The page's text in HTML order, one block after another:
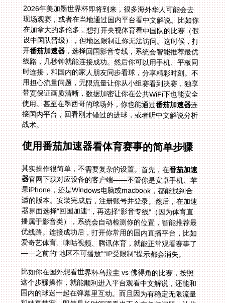
2026年美加墨世界杯即将到来，很多海外华人可能会去
现场观赛，或者在当地通过国内平台看中文解说。比如你
在加拿大的多伦多，想打开央视体育看中国队的比赛（假
设中国队晋级），但地区限制让你无法访问。这时候，打
开番茄加速器，选择回国影音专线，系统会智能推荐最优
线路，几秒钟就能连接成功。然后你可以用手机、平板同
时连接，和国内的家人朋友同步看球，分享精彩时刻。不
用担心流量问题，无限流量让你从小组赛看到决赛，独享
带宽保证画质清晰，数据加密让你在公共WiFi下也能安全
使用。甚至在墨西哥的球场外，你也能通过番茄加速器连
接国内平台，回看刚才错过的进球，或者听中文解说分析
战术。
使用番茄加速器看体育赛事的简单步骤
其实操作很简单，不需要复杂的设置。首先，在番茄加速
器官网下载对应设备的客户端——不管你是安卓手机、苹
果iPhone，还是Windows电脑或macbook，都能找到合
适的版本。安装完成后，注册账号并登录。然后，在加速
器界面选择“回国加速”，再选择“影音专线”（因为体育直
播属于影音类），系统会自动检测你的位置，智能推荐最
优线路。连接成功后，打开你常用的国内直播平台，比如
爱奇艺体育、咪咕视频、腾讯体育，就能正常观看赛事了
——之前的“地区不可播放”“IP受限制”提示都会消失。
比如你在国外想看世界杯乌拉圭 vs 佛得角的比赛，按照
这个步骤操作，就能顺利进入平台观看中文解说，还能和
国内的球迷一起在弹幕里互动。而且因为有稳定无限流量
和独享带宽，即使是长时间观看也不会有任何问题，让你